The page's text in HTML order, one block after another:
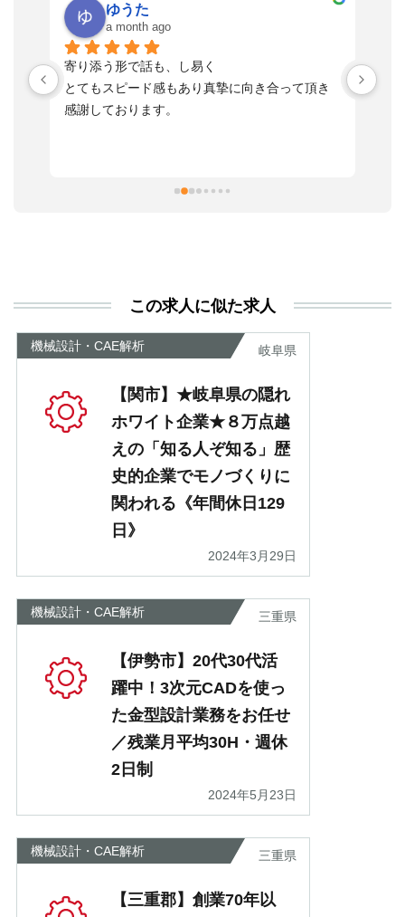
ゆうた
a month ago
寄り添う形で話も、し易く
とてもスピード感もあり真摯に向き合って頂き
感謝しております。
が
この求人に似た求人
機械設計・CAE解析 岐阜県
【関市】★岐阜県の隠れ
ホワイト企業★８万点越
えの「知る人ぞ知る」歴
史的企業でモノづくりに
関われる《年間休日129
日》
2024年3月29日
機械設計・CAE解析 三重県
【伊勢市】20代30代活
躍中！3次元CADを使っ
た金型設計業務をお任せ
／残業月平均30H・週休
2日制
2024年5月23日
機械設計・CAE解析 三重県
【三重郡】創業70年以